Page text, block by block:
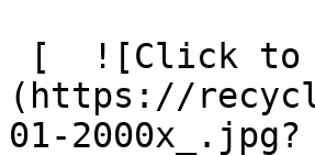
(https://
01-2000x_.jpg?